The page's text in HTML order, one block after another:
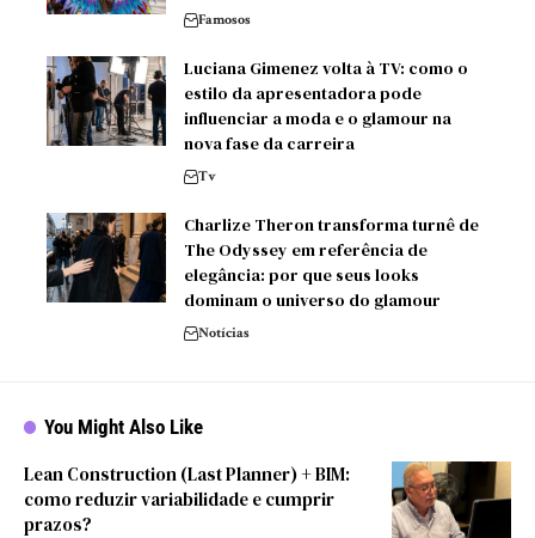
Famosos
Luciana Gimenez volta à TV: como o
estilo da apresentadora pode
influenciar a moda e o glamour na
nova fase da carreira
Tv
Charlize Theron transforma turnê de
The Odyssey em referência de
elegância: por que seus looks
dominam o universo do glamour
Notícias
You Might Also Like
Lean Construction (Last Planner) + BIM:
como reduzir variabilidade e cumprir
prazos?